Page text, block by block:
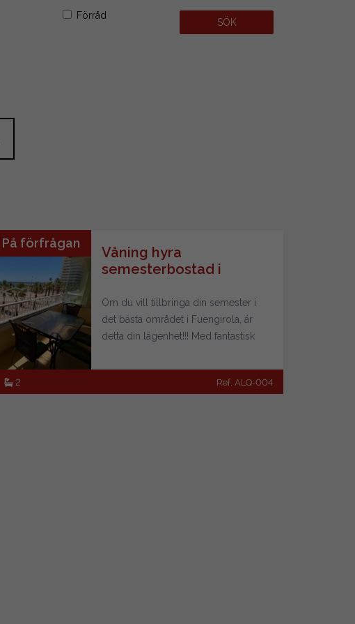
Förråd
SÖK
På förfrågan
Våning hyra
semesterbostad i
Om du vill tillbringa din semester i
det bästa området i Fuengirola, är
detta din lägenhet!!! Med fantastisk
ligger denna lägenhet i en av de
Ref. ALQ-004
2